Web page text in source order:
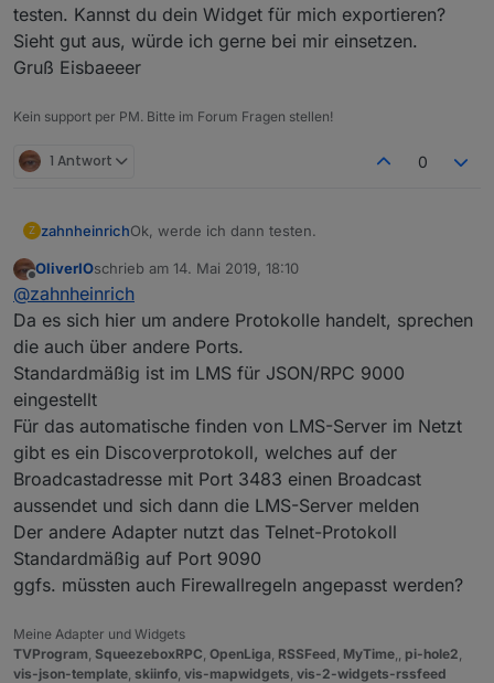
testen. Kannst du dein Widget für mich exportieren?
Sieht gut aus, würde ich gerne bei mir einsetzen.
Gruß Eisbaeeer
Kein support per PM. Bitte im Forum Fragen stellen!
1 Antwort 0
Z zahnheinrichOk, werde ich dann testen.
Wie schon geschrieben, der Media Server läuft
bei mir schon lange auf den Standartports ohne
Probleme.
Der Container ist übrigens der von buanet
Offline
OliverIOschrieb am 14. Mai 2019, 18:10
zuletzt editiert von
@zahnheinrich
Da es sich hier um andere Protokolle handelt, sprechen
die auch über andere Ports.
Standardmäßig ist im LMS für JSON/RPC 9000
eingestellt
Für das automatische finden von LMS-Server im Netzt
gibt es ein Discoverprotokoll, welches auf der
Broadcastadresse mit Port 3483 einen Broadcast
aussendet und sich dann die LMS-Server melden
Der andere Adapter nutzt das Telnet-Protokoll
Standardmäßig auf Port 9090
ggfs. müssten auch Firewallregeln angepasst werden?
Meine Adapter und Widgets
TVProgram SqueezeboxRPC OpenLiga RSSFeed MyTime pi-hole2
vis-json-template skiinfo vis-mapwidgets vis-2-widgets-rssfeed